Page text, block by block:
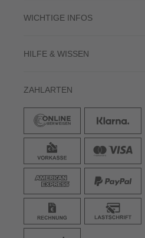
WICHTIGE INFOS
HILFE & WISSEN
ZAHLARTEN